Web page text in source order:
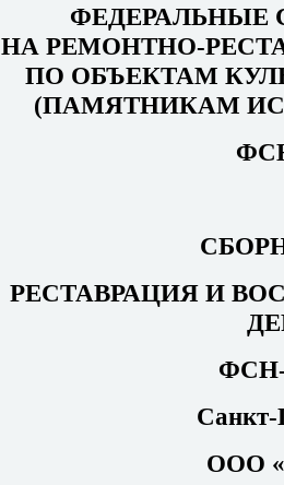
НА РЕМОНТНО-РЕСТ
ПО ОБЪЕКТАМ
(ПАМЯТНИКАМ
РЕСТАВРАЦИЯ И
ФСН-
Санкт-
ООО